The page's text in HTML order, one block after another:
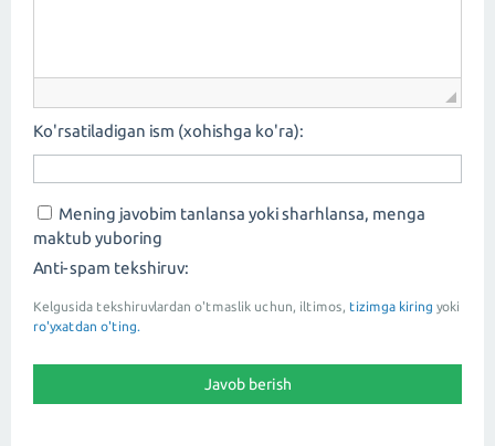
Ko'rsatiladigan ism (xohishga ko'ra):
Mening javobim tanlansa yoki sharhlansa, menga
maktub yuboring
Anti-spam tekshiruv:
Kelgusida tekshiruvlardan o'tmaslik uchun, iltimos, tizimga kiring yoki
ro'yxatdan o'ting.